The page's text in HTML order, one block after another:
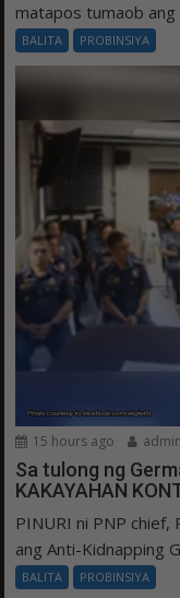
matapos tumaob ang
BALITA PROBINSIYA
15 hours ago
Sa tulong ng
KAKAYAHAN
PINURI ni PNP chief,
ang Anti-Kidnapping
BALITA PROBINSIYA